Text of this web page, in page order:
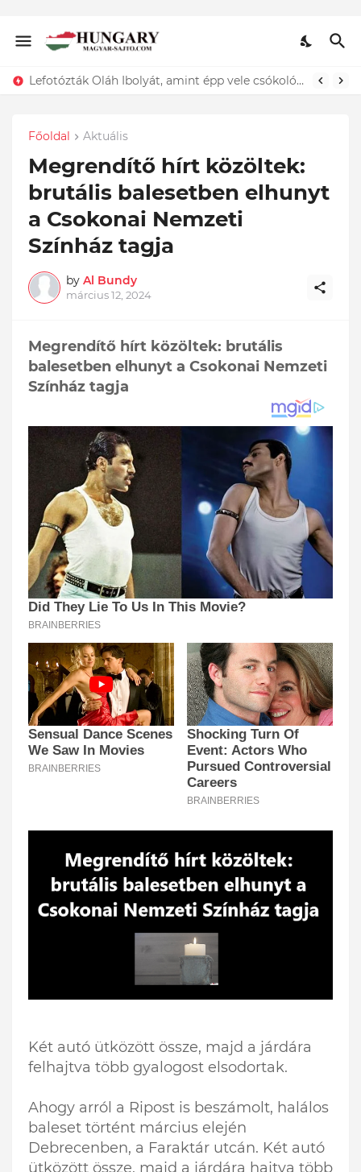
Lefotózták Oláh Ibolyát, amint épp vele csókolózik - EZT nem hiszed el, kinek a karjában kötött ki...ÍME
Főoldal Aktuális
Megrendítő hírt közöltek:
brutális balesetben elhunyt
a Csokonai Nemzeti
Színház tagja
by Al Bundy
március 12, 2024
Megrendítő hírt közöltek: brutális
balesetben elhunyt a Csokonai Nemzeti
Színház tagja
Két autó ütközött össze, majd a járdára
felhajtva több gyalogost elsodortak.
Ahogy arról a Ripost is beszámolt, halálos
baleset történt március elején
Debrecenben, a Faraktár utcán. Két autó
ütközött össze, majd a járdára hajtva több